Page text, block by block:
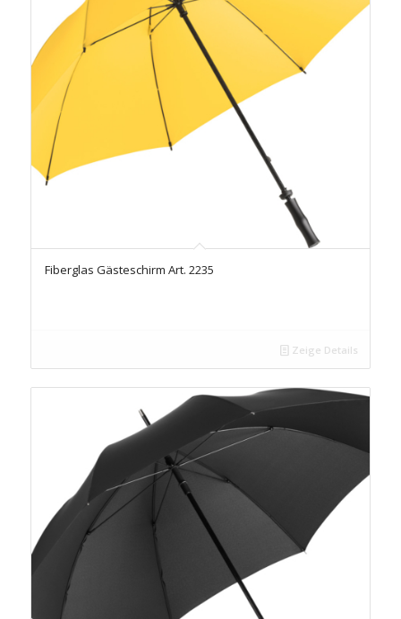
Fiberglas Gästeschirm Art. 2235
Zeige Details